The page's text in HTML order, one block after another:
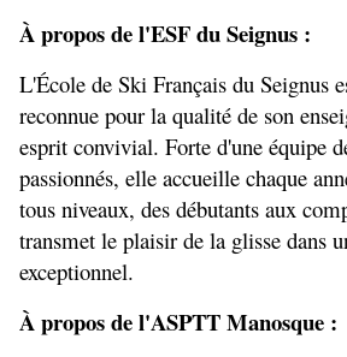
À propos de l'ESF du Seignus :
L'École de Ski Français du Seignus
reconnue pour la qualité de son
esprit convivial. Forte d'une équipe
passionnés, elle accueille chaque
tous niveaux, des débutants aux
transmet le plaisir de la glisse dans
exceptionnel.
À propos de l'ASPTT Manosque :